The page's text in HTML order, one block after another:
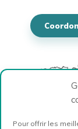
Pour offrir les